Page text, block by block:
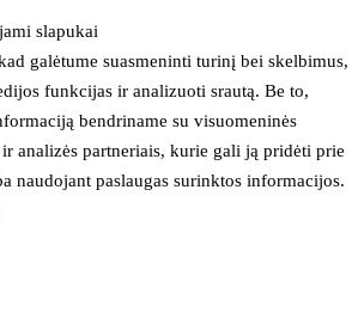
slapukai
galėtume suasmeninti turinį bei skelbimus,
funkcijas ir analizuoti srautą. Be to,
bendriname su visuomeninės
analizės partneriais, kurie gali ją pridėti prie
naudojant paslaugas surinktos informacijos.